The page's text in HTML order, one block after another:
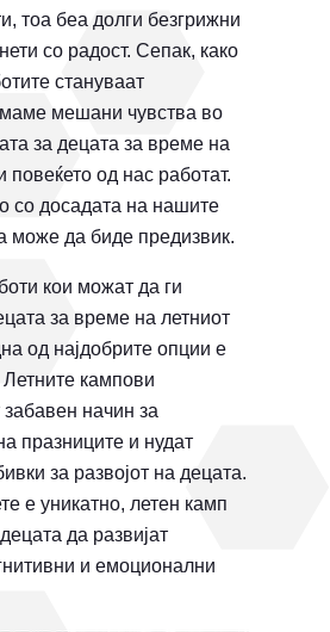
тоа беа долги безгрижни
со радост. Сепак, како
стануваат
мешани чувства во
за децата за време на
повеќето од нас работат.
со досадата на нашите
може да биде предизвик.
кои можат да ги
за време на летниот
од најдобрите опции е
кампови
начин за
празниците и нудат
за развојот на децата.
е уникатно, летен камп
да развијат
и емоционални